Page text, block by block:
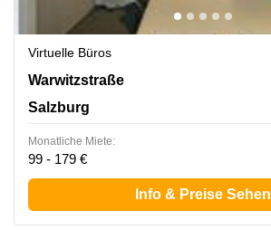
Virtuelle Büros
Warwitzstraße 9, Salzburg
Warwitzstraße
Salzburg
Monatliche Miete:
99 - 179 €
Info & Preise Sehen